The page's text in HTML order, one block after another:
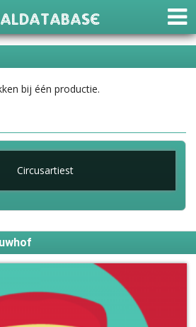
bij één productie.
Circusartiest